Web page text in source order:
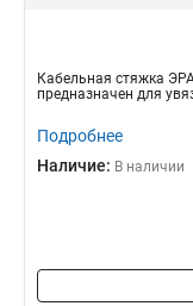
Кабельная стяжка
предназначен для
Подробнее
Наличие: В наличии